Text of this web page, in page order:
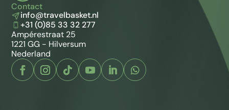
Contact
info@travelbasket.nl
+31 (0)85 33 32 277
Ampérestraat 25
1221 GG - Hilversum
Nederland